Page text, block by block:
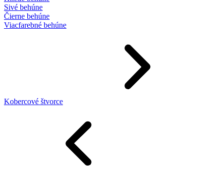
Sivé behúne
Čierne behúne
Viacfarebné behúne
Kobercové štvorce